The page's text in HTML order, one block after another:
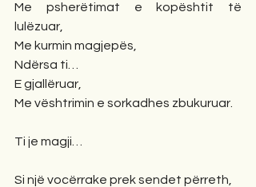
Me psherëtimat e kopështit të
lulëzuar,
Me kurmin magjepës,
Ndërsa ti…
E gjallëruar,
Me vështrimin e sorkadhes zbukuruar.
Ti je magji…
Si një vocërrake prek sendet përreth,